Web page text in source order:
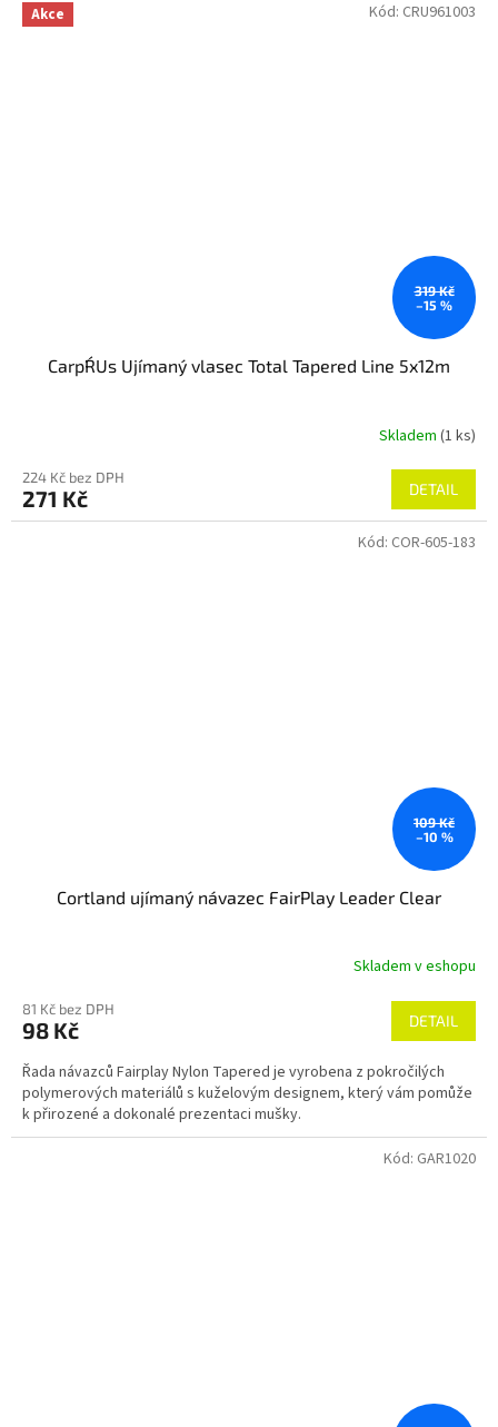
Akce
319 Kč
–15 %
Carp´R´Us Ujímaný vlasec Total Tapered Line 5x12m
produktu
je
5,0
Skladem(1 ks)
224 Kč bez DPH
271 Kč DETAIL
Kód: CRU961003
109 Kč
–10 %
Cortland ujímaný návazec FairPlay Leader Clear
Skladem v eshopu
81 Kč bez DPH
98 Kč DETAIL
Řada návazců Fairplay Nylon Tapered je vyrobena z pokročilých
polymerových materiálů s kuželovým designem, který vám pomůže
k přirozené a dokonalé prezentaci mušky.
Kód: COR-605-183
Kód: GAR1020